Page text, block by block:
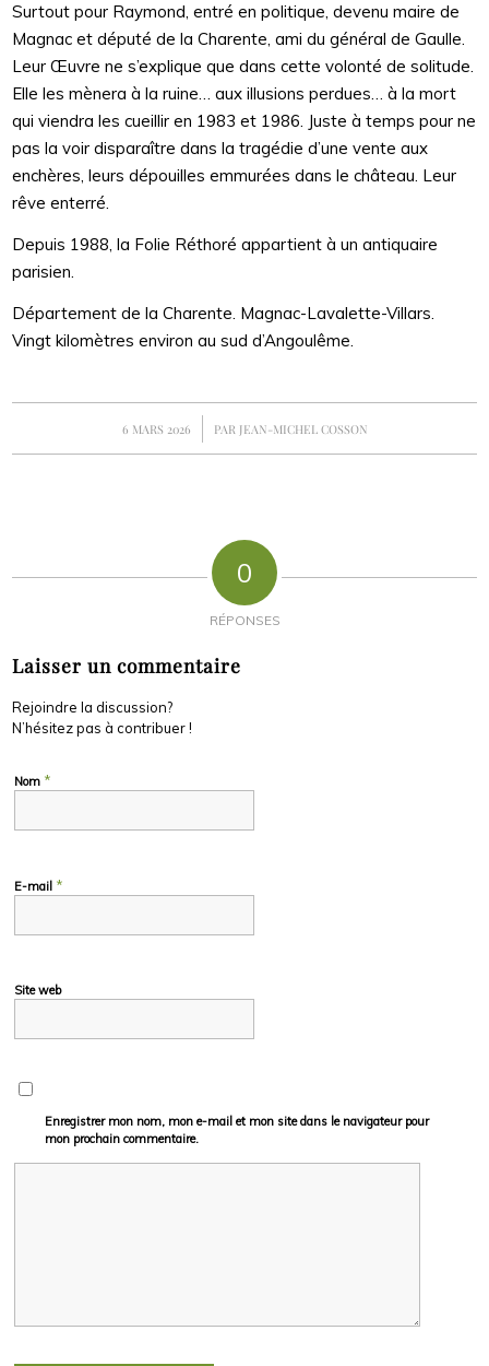
Surtout pour Raymond, entré en politique, devenu maire de
Magnac et député de la Charente, ami du général de Gaulle.
Leur Œuvre ne s’explique que dans cette volonté de solitude.
Elle les mènera à la ruine… aux illusions perdues… à la mort
qui viendra les cueillir en 1983 et 1986. Juste à temps pour ne
pas la voir disparaître dans la tragédie d’une vente aux
enchères, leurs dépouilles emmurées dans le château. Leur
rêve enterré.
Depuis 1988, la Folie Réthoré appartient à un antiquaire
parisien.
Département de la Charente. Magnac-Lavalette-Villars.
Vingt kilomètres environ au sud d’Angoulême.
6 MARS 2026
/ PAR JEAN-MICHEL COSSON
0
RÉPONSES
Laisser un commentaire
Rejoindre la discussion?
N’hésitez pas à contribuer !
Nom *
E-mail *
Site web
Enregistrer mon nom, mon e-mail et mon site dans le navigateur pour
mon prochain commentaire.